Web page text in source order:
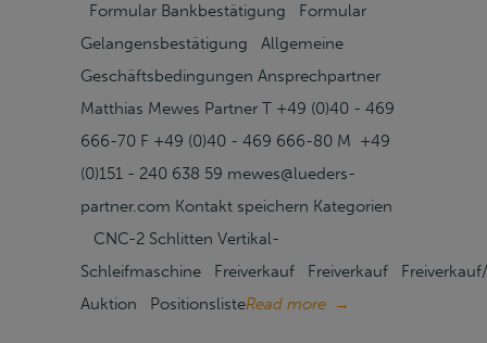
Formular Bankbestätigung Formular
Gelangensbestätigung Allgemeine
Geschäftsbedingungen Ansprechpartner
Matthias Mewes Partner T +49 (0)40 - 469
666-70 F +49 (0)40 - 469 666-80 M +49
(0)151 - 240 638 59 mewes@lueders-
partner.com Kontakt speichern Kategorien
CNC-2 Schlitten Vertikal-
Schleifmaschine Freiverkauf Freiverkauf
Auktion PositionslisteRead more →